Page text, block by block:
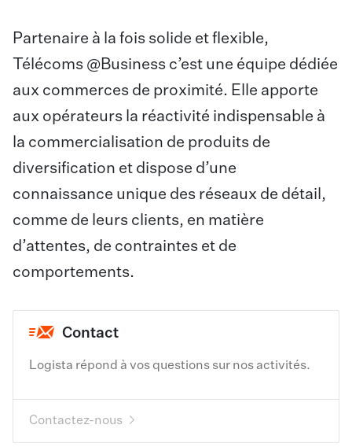
Partenaire à la fois solide et flexible,
Télécoms @Business c’est une équipe dédiée
aux commerces de proximité. Elle apporte
aux opérateurs la réactivité indispensable à
la commercialisation de produits de
diversification et dispose d’une
connaissance unique des réseaux de détail,
comme de leurs clients, en matière
d’attentes, de contraintes et de
comportements.
Contact
Logista répond à vos questions sur nos activités.
Contactez-nous